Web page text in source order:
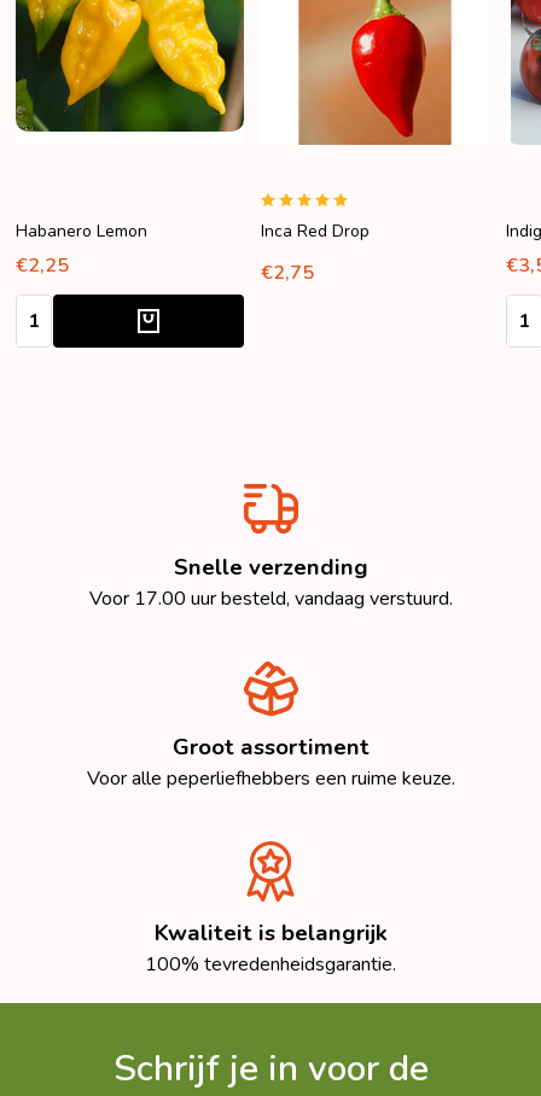
Habanero Lemon
€2,25
Aantal:
Inca Red Drop
€2,75
Snelle verzending
Voor 17.00 uur besteld, vandaag verstuurd.
Groot assortiment
Voor alle peperliefhebbers een ruime keuze.
Kwaliteit is belangrijk
100% tevredenheidsgarantie.
Schrijf je in voor de